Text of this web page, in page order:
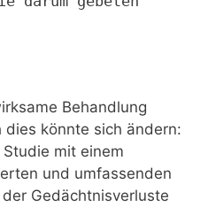
Behandlung
dies könnte sich ändern:
mit einem
und umfassenden
Gedächtnisverluste